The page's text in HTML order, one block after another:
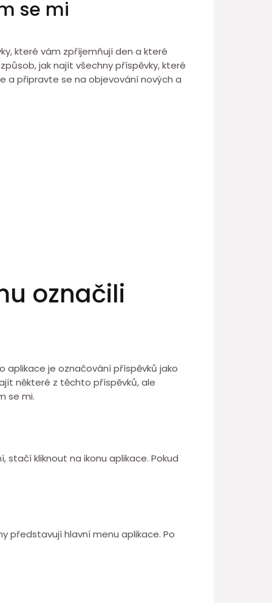
se mi
které vám zpříjemňují den a které
jak najít všechny příspěvky, které
a připravte se na objevování nových a
označili
aplikace je označování příspěvků jako
některé z těchto příspěvků, ale
se mi.
kliknout na ikonu aplikace. Pokud
představují hlavní menu aplikace. Po